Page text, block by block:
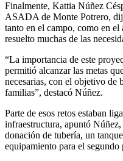
Finalmente, Kattia Núñez
ASADA de Monte Potrero,
tanto en el campo, como en el
resuelto muchas de las
“La importancia de este
permitió alcanzar las metas
necesarias, con el objetivo de
familias”, destacó Núñez.
Parte de esos retos estaban
infraestructura, apuntó
donación de tubería, un
equipamiento para el